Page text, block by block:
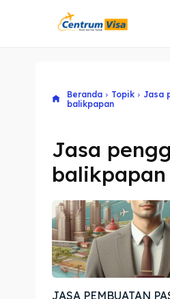
Beranda Topik
Jasa
balikpapan
Jasa
balikpapan
JASA PEMBUATAN